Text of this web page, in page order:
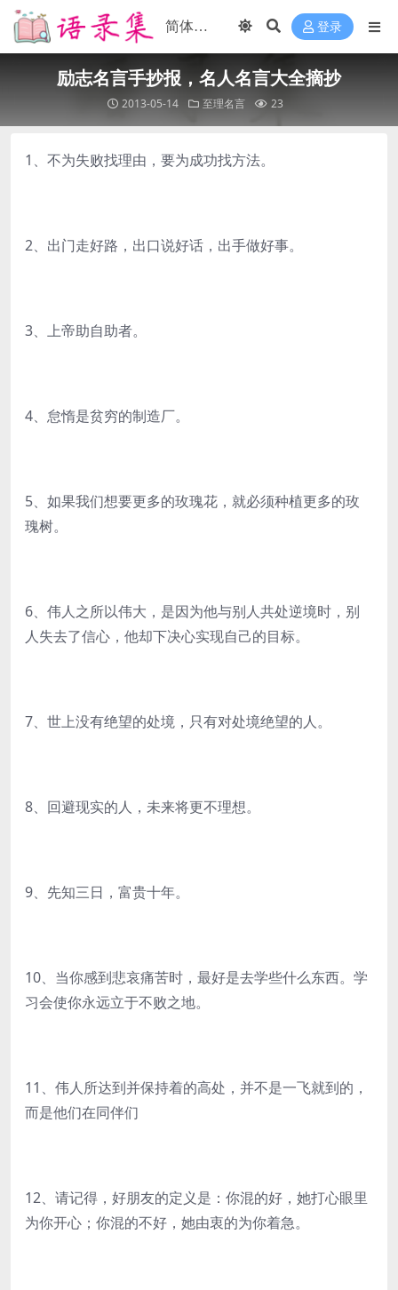
登录
励志名言手抄报，名人名言大全摘抄
2013-05-14 至理名言 23
1、不为失败找理由，要为成功找方法。
2、出门走好路，出口说好话，出手做好事。
3、上帝助自助者。
4、怠惰是贫穷的制造厂。
5、如果我们想要更多的玫瑰花，就必须种植更多的玫
瑰树。
6、伟人之所以伟大，是因为他与别人共处逆境时，别
人失去了信心，他却下决心实现自己的目标。
7、世上没有绝望的处境，只有对处境绝望的人。
8、回避现实的人，未来将更不理想。
9、先知三日，富贵十年。
10、当你感到悲哀痛苦时，最好是去学些什么东西。学
习会使你永远立于不败之地。
11、伟人所达到并保持着的高处，并不是一飞就到的，
而是他们在同伴们
12、请记得，好朋友的定义是：你混的好，她打心眼里
为你开心；你混的不好，她由衷的为你着急。